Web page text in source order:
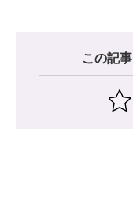
この記